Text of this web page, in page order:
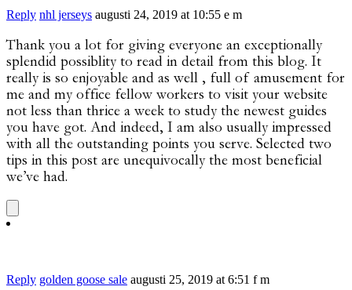
Reply nhl jerseys augusti 24, 2019 at 10:55 e m
Thank you a lot for giving everyone an exceptionally
splendid possiblity to read in detail from this blog. It
really is so enjoyable and as well , full of amusement for
me and my office fellow workers to visit your website
not less than thrice a week to study the newest guides
you have got. And indeed, I am also usually impressed
with all the outstanding points you serve. Selected two
tips in this post are unequivocally the most beneficial
we’ve had.
Reply golden goose sale augusti 25, 2019 at 6:51 f m